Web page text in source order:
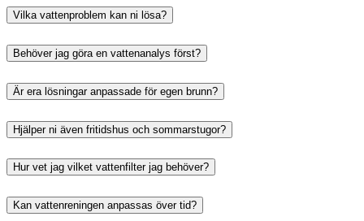
Vilka vattenproblem kan ni lösa?
Behöver jag göra en vattenanalys först?
Är era lösningar anpassade för egen brunn?
Hjälper ni även fritidshus och sommarstugor?
Hur vet jag vilket vattenfilter jag behöver?
Kan vattenreningen anpassas över tid?